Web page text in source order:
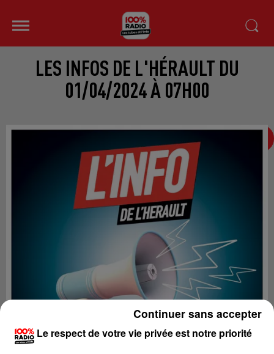
LES INFOS DE L'HÉRAULT DU
01/04/2024 À 07H00
Le respect de votre vie privée est notre priorité
Continuer sans accepter